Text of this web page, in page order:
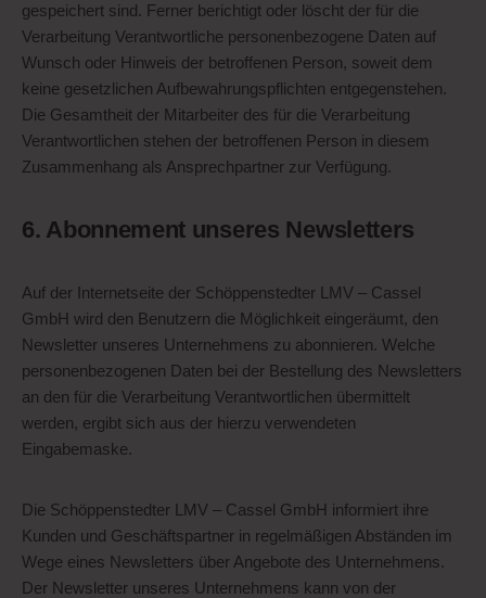
gespeichert sind. Ferner berichtigt oder löscht der für die
Verarbeitung Verantwortliche personenbezogene Daten auf
Wunsch oder Hinweis der betroffenen Person, soweit dem
keine gesetzlichen Aufbewahrungspflichten entgegenstehen.
Die Gesamtheit der Mitarbeiter des für die Verarbeitung
Verantwortlichen stehen der betroffenen Person in diesem
Zusammenhang als Ansprechpartner zur Verfügung.
6. Abonnement unseres Newsletters
Auf der Internetseite der Schöppenstedter LMV – Cassel
GmbH wird den Benutzern die Möglichkeit eingeräumt, den
Newsletter unseres Unternehmens zu abonnieren. Welche
personenbezogenen Daten bei der Bestellung des Newsletters
an den für die Verarbeitung Verantwortlichen übermittelt
werden, ergibt sich aus der hierzu verwendeten
Eingabemaske.
Die Schöppenstedter LMV – Cassel GmbH informiert ihre
Kunden und Geschäftspartner in regelmäßigen Abständen im
Wege eines Newsletters über Angebote des Unternehmens.
Der Newsletter unseres Unternehmens kann von der